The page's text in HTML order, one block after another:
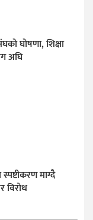
घोषणा, शिक्षा
अघि
स्पष्टीकरण माग्दै
विरोध